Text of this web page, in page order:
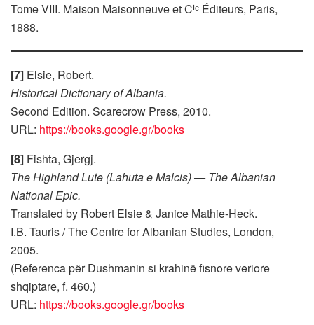
Tome VIII. Maison Maisonneuve et Cⁱᵉ Éditeurs, Paris,
1888.
[7] Elsie, Robert.
Historical Dictionary of Albania.
Second Edition. Scarecrow Press, 2010.
URL: https://books.google.gr/books
[8] Fishta, Gjergj.
The Highland Lute (Lahuta e Malcis) — The Albanian
National Epic.
Translated by Robert Elsie & Janice Mathie-Heck.
I.B. Tauris / The Centre for Albanian Studies, London,
2005.
(Referenca për Dushmanin si krahinë fisnore veriore
shqiptare, f. 460.)
URL: https://books.google.gr/books